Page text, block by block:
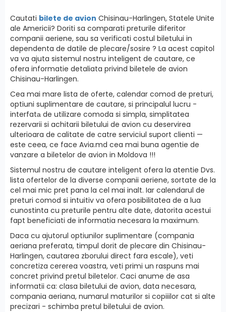
Cautati bilete de avion Chisinau-Harlingen, Statele Unite
ale Americii? Doriti sa comparati preturile diferitor
companii aeriene, sau sa verificati costul biletului in
dependenta de datile de plecare/sosire ? La acest capitol
va va ajuta sistemul nostru inteligent de cautare, ce
ofera informatie detaliata privind biletele de avion
Chisinau-Harlingen.
Cea mai mare lista de oferte, calendar comod de preturi,
optiuni suplimentare de cautare, si principalul lucru -
interfatа de utilizare comoda si simpla, simplitatea
rezervarii si achitarii biletului de avion cu deservirea
ulterioara de calitate de catre serviciul suport clienti —
este ceea, ce face Avia.md cea mai buna agentie de
vanzare a biletelor de avion in Moldova !!!
Sistemul nostru de cautare inteligent ofera la atentie Dvs.
lista ofertelor de la diverse companii aeriene, sortate de la
cel mai mic pret pana la cel mai inalt. Iar calendarul de
preturi comod si intuitiv va ofera posibilitatea de a lua
cunostinta cu preturile pentru alte date, datorita acestui
fapt beneficiati de informatia necesara la maximum.
Daca cu ajutorul optiunilor suplimentare (compania
aeriana preferata, timpul dorit de plecare din Chisinau-
Harlingen, cautarea zborului direct fara escale), veti
concretiza cererea voastra, veti primi un raspuns mai
concret privind pretul biletelor. Caci anume de asa
informatii ca: clasa biletului de avion, data necesara,
compania aeriana, numarul maturilor si copiiilor cat si alte
precizari - schimba pretul biletului de avion.